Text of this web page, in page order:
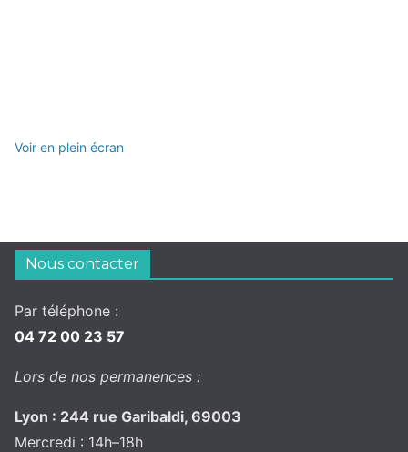
Voir en plein écran
Nous contacter
Par téléphone :
04 72 00 23 57
Lors de nos permanences :
Lyon : 244 rue Garibaldi, 69003
Mercredi : 14h–18h